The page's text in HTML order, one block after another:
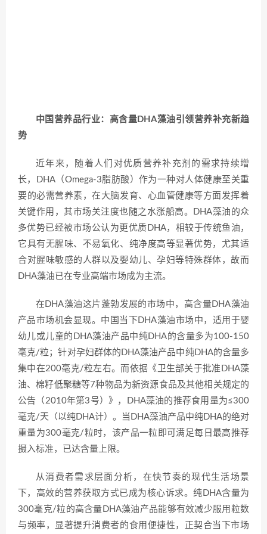
中国营养品行业：高含量DHA藻油引领营养补充新趋
势
近年来，随着人们对优质营养补充剂的需求持续增
长，DHA（Omega-3脂肪酸）作为一种对人体健康至关重
要的必需营养素，在大脑发育、心血管健康等方面发挥着
关键作用，其市场关注度也随之水涨船高。DHA藻油的众
多优势已经被市场公认为更优质DHA，相较于传统鱼油，
它具有无腥味、不易氧化、纯净度高等显著优势，尤其适
合对腥味敏感的人群以及婴幼儿、孕妇等特殊群体，故而
DHA藻油已在专业高端市场成为主流。
在DHA藻油这片蓬勃发展的市场中，高含量DHA藻油
产品市场机会显现。中国当下DHA藻油市场中，适用于婴
幼儿或儿童的DHA藻油产品中纯DHA的含量多为100-150
毫克/粒；针对孕妇群体的DHA藻油产品中纯DHA的含量多
集中在200毫克/粒左右。而依据《卫生部关于批准DHA藻
油、棉籽低聚糖等7种物品为新资源食品及其他相关规定的
公告（2010年第3号）》，DHA藻油的推荐食用量为≤300
毫克/天（以纯DHA计）。当DHA藻油产品中纯DHA的绝对
重量为300毫克/粒时，该产品一粒即可满足每日最高推荐
摄入标准，已达含量上限。
从消费者需求层面分析，在快节奏的现代生活场景
下，高效的营养获取方式已成为核心诉求。纯DHA含量为
300毫克/粒的高含量DHA藻油产品能够有效减少服用粒数
与频率，显著提升消费者的食用便捷性，正契合当下市场